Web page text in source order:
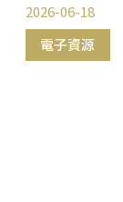
電子資源
2026-06-18